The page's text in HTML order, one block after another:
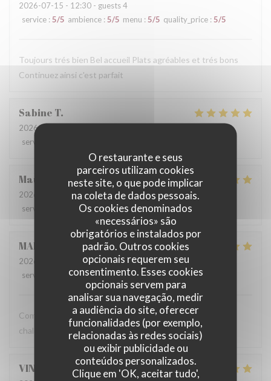
O restaurante e seus
parceiros utilizam cookies
neste site, o que pode implicar
na coleta de dados pessoais.
Os cookies denominados
«necessários» são
obrigatórios e instalados por
padrão. Outros cookies
opcionais requerem seu
consentimento. Esses cookies
opcionais servem para
analisar sua navegação, medir
a audiência do site, oferecer
funcionalidades (por exemplo,
relacionadas às redes sociais)
ou exibir publicidade ou
conteúdos personalizados.
Clique em 'OK, aceitar tudo',
2026-07-15 - 12:30 - guests 4
service : 5/5 ambience : 5/5 menu : 5/5 quality_price : 5/5
Toujours trés bien Bel accueil Plats agréables et trés bons
Continuez ainsi c'est parfait
Sabine T
2026-07-13
service
Maud
2026-07-10
- 12:00 - guests 2
service
ambience: 4/5 menu: 4/5 quality_price
MARIE
2026-07-07
- 12:00 - guests 2
service
ambience: 5/5 menu:5/5 quality_price
Comme toujours, une cuisine délicieuse et un accueil très
chaleureux !
VINCENT